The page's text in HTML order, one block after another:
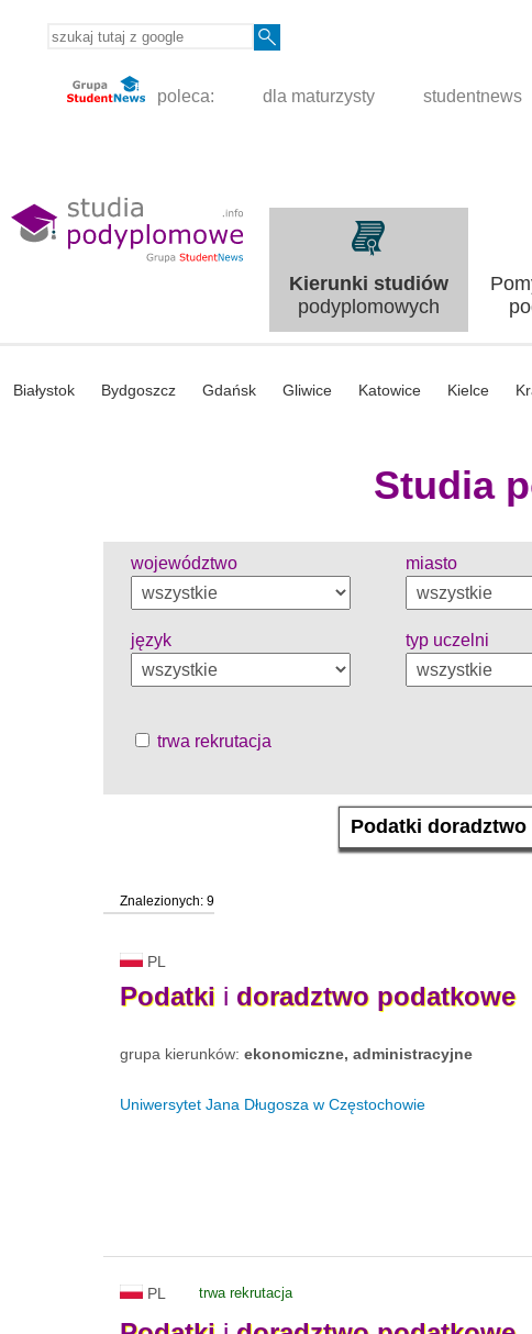
poleca: dla maturzysty studentnews
Kierunki studiów
podyplomowych
Białystok Bydgoszcz Gdańsk Gliwice Katowice Kielce
Studia
województwo miasto
język typ uczelni
trwa rekrutacja
Znalezionych: 9
PL
Podatki i doradztwo podatkowe
grupa kierunków: ekonomiczne, administracyjne
Uniwersytet Jana Długosza w Częstochowie
PL trwa rekrutacja